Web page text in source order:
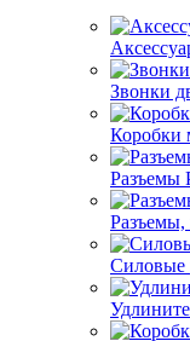
Звонки
Коробки
Разъемы
Разъемы,
Силовые